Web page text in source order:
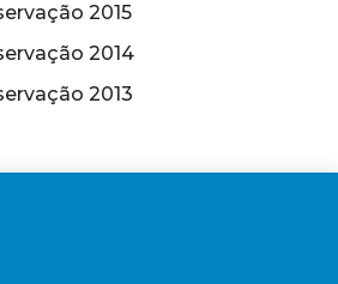
2015
2014
2013